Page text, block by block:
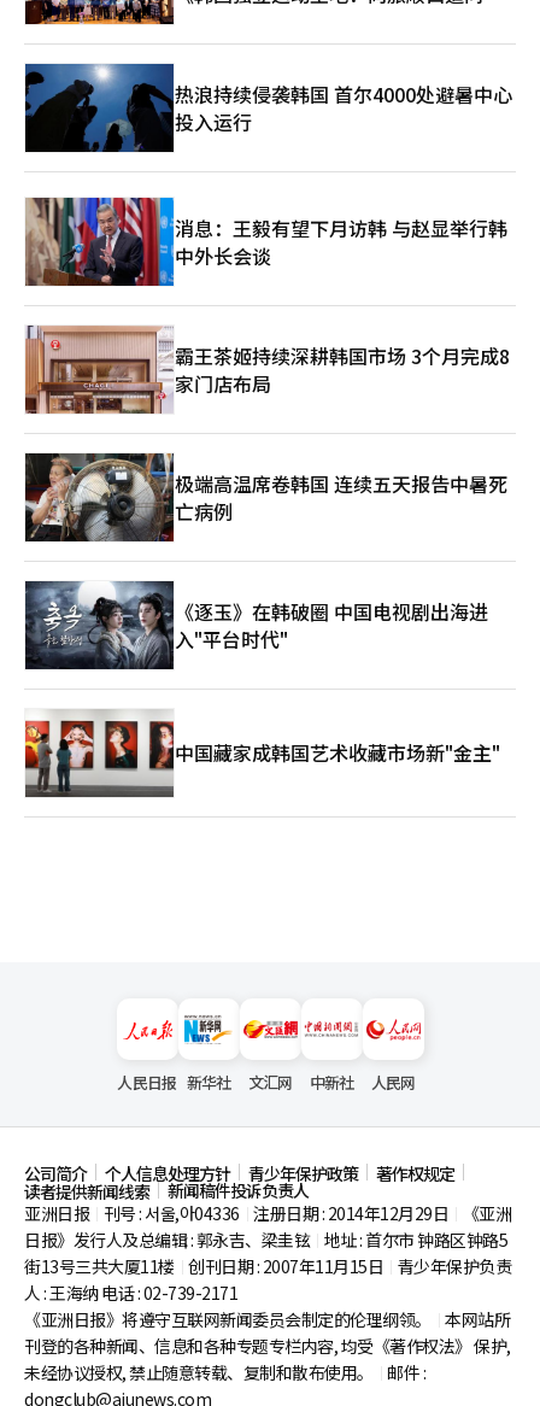
热浪持续侵袭韩国 首尔4000处避暑中心
投入运行
消息：王毅有望下月访韩 与赵显举行韩
中外长会谈
霸王茶姬持续深耕韩国市场 3个月完成8
家门店布局
极端高温席卷韩国 连续五天报告中暑死
亡病例
《逐玉》在韩破圈 中国电视剧出海进
入"平台时代"
中国藏家成韩国艺术收藏市场新"金主"
人民日报 新华社 文汇网 中新社 人民网
公司简介 个人信息处理方针 青少年保护政策 著作权规定
读者提供新闻线索
新闻稿件投诉负责人
亚洲日报
刊号 : 서울,아04336 注册日期 : 2014年12月29日
《亚洲
日报》发行人及总编辑 : 郭永吉、梁圭铉 地址 : 首尔市钟路区钟路5
街13号三共大厦11楼 创刊日期 : 2007年11月15日
青少年保护负责
人 : 王海纳 电话 : 02-739-2171
《亚洲日报》将遵守互联网新闻委员会制定的伦理纲领。
本网站所
刊登的各种新闻、信息和各种专题专栏内容, 均受《著作权法》 保护,
未经协议授权, 禁止随意转载、复制和散布使用。
邮件 :
dongclub@ajunews.com